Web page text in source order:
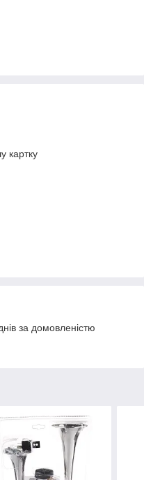
картку
за домовленістю